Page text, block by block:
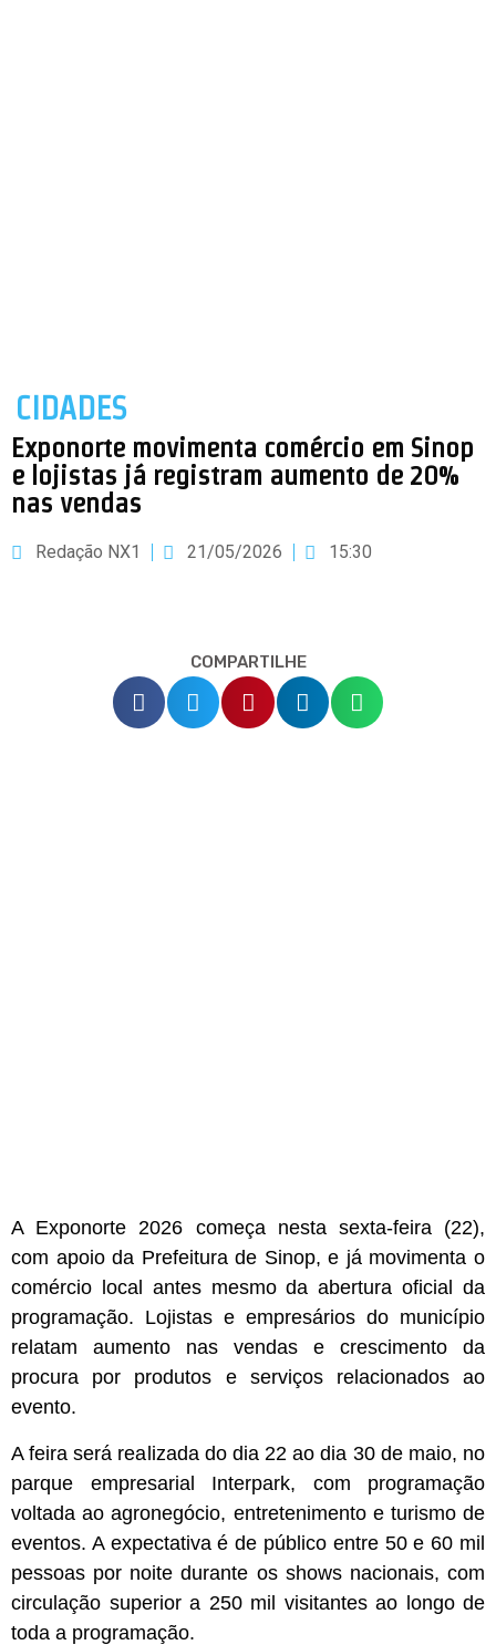
CIDADES
Exponorte movimenta comércio em Sinop
e lojistas já registram aumento de 20%
nas vendas
Redação NX1 21/05/2026 15:30
COMPARTILHE
A Exponorte 2026 começa nesta sexta-feira (22),
com apoio da Prefeitura de Sinop, e já movimenta o
comércio local antes mesmo da abertura oficial da
programação. Lojistas e empresários do município
relatam aumento nas vendas e crescimento da
procura por produtos e serviços relacionados ao
evento.
A feira será realizada do dia 22 ao dia 30 de maio, no
parque empresarial Interpark, com programação
voltada ao agronegócio, entretenimento e turismo de
eventos. A expectativa é de público entre 50 e 60 mil
pessoas por noite durante os shows nacionais, com
circulação superior a 250 mil visitantes ao longo de
toda a programação.